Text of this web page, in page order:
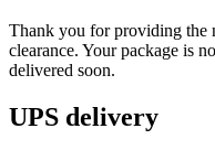
Thank you for providing the
clearance. Your package is
delivered soon.
UPS delivery